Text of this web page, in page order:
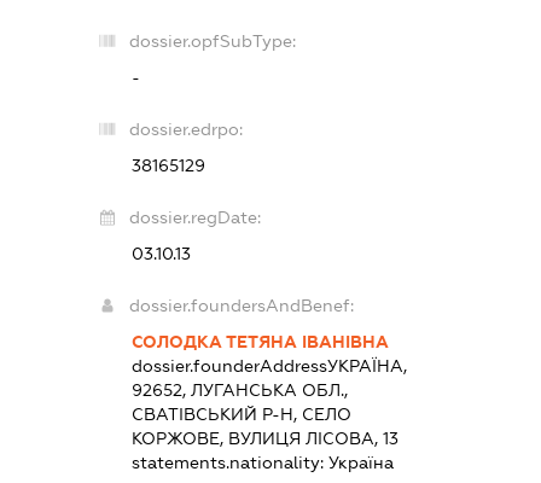
dossier.opfSubType:
-
dossier.edrpo:
38165129
dossier.regDate:
03.10.13
dossier.foundersAndBenef:
СОЛОДКА ТЕТЯНА ІВАНІВНА
dossier.founderAddressУКРАЇНА,
92652, ЛУГАНСЬКА ОБЛ.,
СВАТІВСЬКИЙ Р-Н, СЕЛО
КОРЖОВЕ, ВУЛИЦЯ ЛІСОВА, 13
statements.nationality: Україна